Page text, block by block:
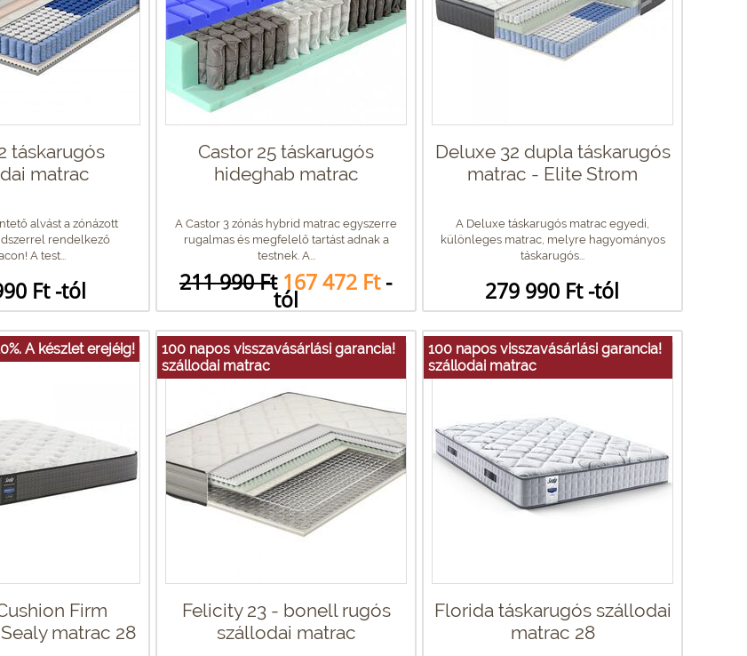
táskarugós
matrac
alvást a zónázott
rendelkező
A test...
Ft -tól
Castor 25 táskarugós
hideghab matrac
A Castor 3 zónás hybrid matrac egyszerre
rugalmas és megfelelő tartást adnak a
testnek. A...
211 990 Ft 167 472 Ft-
tól
Deluxe 32 dupla táskarugós
matrac - Elite Strom
A Deluxe táskarugós matrac egyedi,
különleges matrac, melyre hagyományos
táskarugós...
279 990 Ft -tól
A készlet erejéig!
Firm
matrac 28
100 napos visszavásárlási garancia!
szállodai matrac
Felicity 23 - bonell rugós
szállodai matrac
100 napos visszavásárlási garancia!
szállodai matrac
Florida táskarugós szállodai
matrac 28